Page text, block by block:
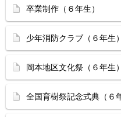
卒業制作（６年生）
少年消防クラブ（６年生）
岡本地区文化祭（６年生）
全国育樹祭記念式典（６